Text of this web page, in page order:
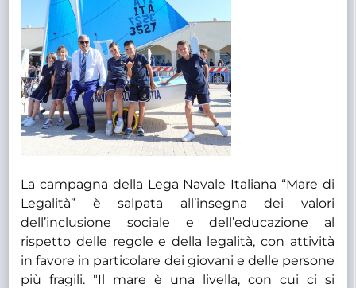
La campagna della Lega Navale Italiana “Mare di
Legalità” è salpata all’insegna dei valori
dell’inclusione sociale e dell’educazione al
rispetto delle regole e della legalità, con attività
in favore in particolare dei giovani e delle persone
più fragili. "Il mare è una livella, con cui ci si